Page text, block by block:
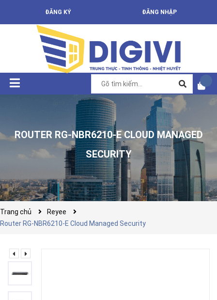
ĐĂNG KÝ ĐĂNG NHẬP
ROUTER RG-NBR6210-E CLOUD MANAGED
SECURITY
Trang chủ
Reyee
Router RG-NBR6210-E Cloud Managed Security